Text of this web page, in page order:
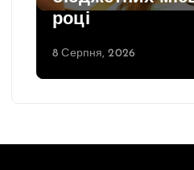
році
8 Серпня, 2026